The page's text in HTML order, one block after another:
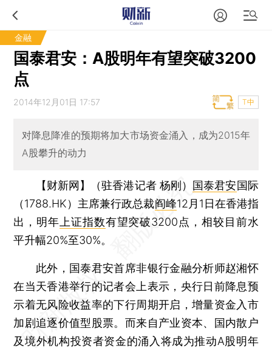
金融
国泰君安：A股明年有望突破3200
点
2014年12月01日 17:57 T中
对降息降准的预期将加大市场资金涌入，成为2015年
A股攀升的动力
【财新网】（驻香港记者 杨刚） 国泰君安国际
（1788.HK）主席兼行政总裁阎峰12月1日在香港指
出，明年 上证指数有望突破3200点，相较目前水
平升幅20%至30%。
此外，国泰君安首席非银行金融分析师赵湘怀
在当天香港举行的记者会上表示，央行日前降息预
示着无风险收益率的下行周期开启，增量资金入市
加剧追逐价值型股票。而来自产业资本、国内散户
及境外机构投资者资金的涌入将成为推动A股明年